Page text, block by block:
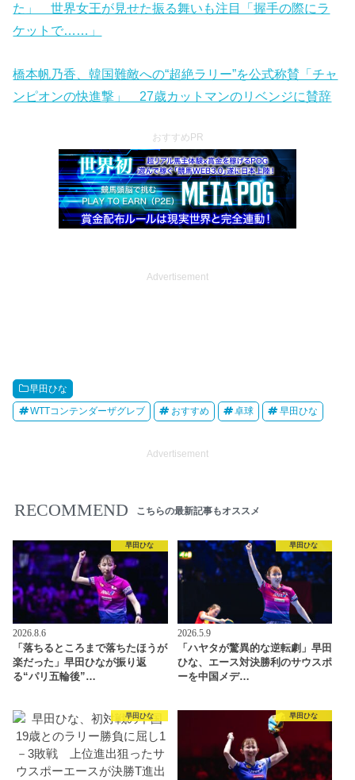
た」 世界女王が見せた振る舞いも注目「握手の際にラ
ケットで……」
橋本帆乃香、韓国難敵への“超絶ラリー”を公式称賛「チャ
ンピオンの快進撃」 27歳カットマンのリベンジに賛辞
おすすめPR
Advertisement
早田ひな
WTTコンテンダーザグレブ おすすめ 卓球 早田ひな
Advertisement
RECOMMEND こちらの最新記事もオススメ
早田ひな
2026.8.6
「落ちるところまで落ちたほうが
楽だった」早田ひなが振り返
る“パリ五輪後”…
早田ひな
2026.5.9
「ハヤタが驚異的な逆転劇」早田
ひな、エース対決勝利のサウスポ
ーを中国メデ…
早田ひな 早田ひな